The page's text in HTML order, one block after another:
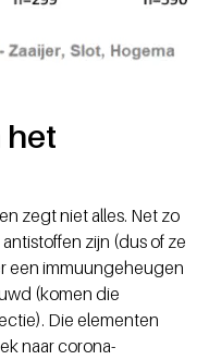
het
zegt niet alles. Net zo
zijn (dus of ze
een immuungeheugen
(komen die
Die elementen
naar corona-